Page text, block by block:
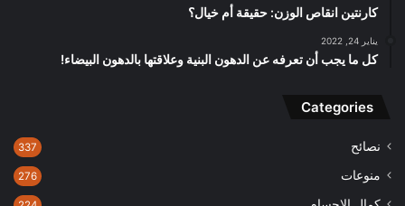
كارنتين انقاص الوزن: حقيقة أم خيال؟
يناير 24, 2022
كل ما يجب أن تعرفه عن الدهون البنية وعلاقتها بالدهون البيضاء!
Categories
نصائح 337
منوعات 276